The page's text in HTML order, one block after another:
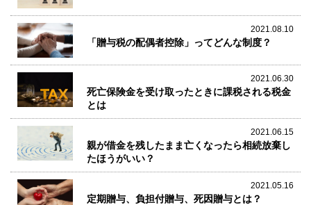
2021.08.10
「贈与税の配偶者控除」ってどんな制度？
2021.06.30
死亡保険金を受け取ったときに課税される税金
とは
2021.06.15
親が借金を残したまま亡くなったら相続放棄し
たほうがいい？
2021.05.16
定期贈与、負担付贈与、死因贈与とは？